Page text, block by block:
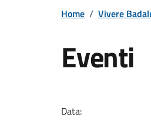
Home / Vivere
Eventi
Data: